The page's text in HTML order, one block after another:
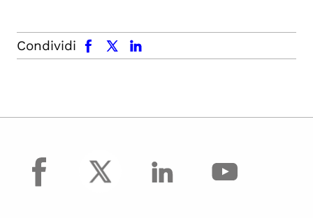
Condividi
facebook x.com linkedin
facebook